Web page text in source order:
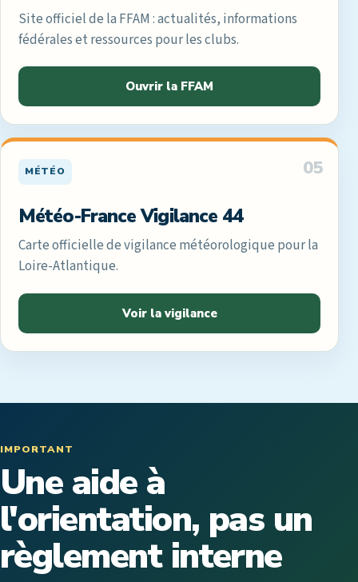
Site officiel de la FFAM : actualités, informations
fédérales et ressources pour les clubs.
Ouvrir la FFAM
05
MÉTÉO
Météo-France Vigilance 44
Carte officielle de vigilance météorologique pour la
Loire-Atlantique.
Voir la vigilance
IMPORTANT
Une aide à
l'orientation, pas un
règlement interne